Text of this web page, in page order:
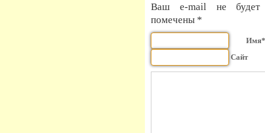
Ваш e-mail не будет
помечены *
Имя*
Сайт